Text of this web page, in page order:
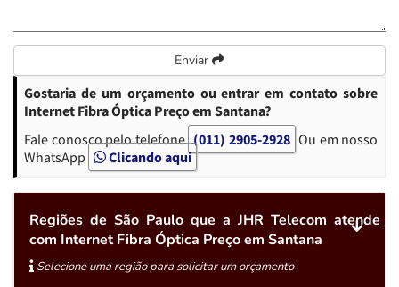
Enviar
Gostaria de um orçamento ou entrar em contato sobre
Internet Fibra Óptica Preço em Santana?
Fale conosco pelo telefone (011) 2905-2928 Ou em nosso
WhatsApp
Clicando aqui
Regiões de São Paulo que a JHR Telecom atende
com Internet Fibra Óptica Preço em Santana
Selecione uma região para solicitar um orçamento